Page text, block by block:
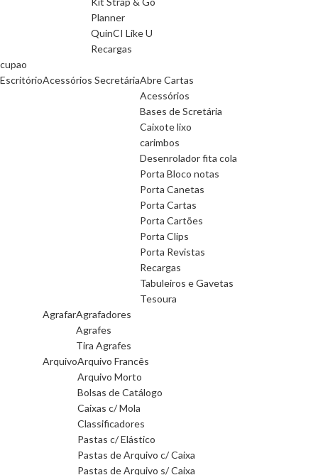
Planner
QuinCI Like U
Recargas
cupao
EscritórioAcessórios SecretáriaAbre Cartas
Acessórios
Bases de Scretária
Caixote lixo
carimbos
Desenrolador fita cola
Porta Bloco notas
Porta Canetas
Porta Cartas
Porta Cartões
Porta Clips
Porta Revistas
Recargas
Tabuleiros e Gavetas
Tesoura
AgrafarAgrafadores
Agrafes
Tira Agrafes
ArquivoArquivo Francês
Arquivo Morto
Bolsas de Catálogo
Caixas c/ Mola
Classificadores
Pastas c/ Elástico
Pastas de Arquivo c/ Caixa
Pastas de Arquivo s/ Caixa